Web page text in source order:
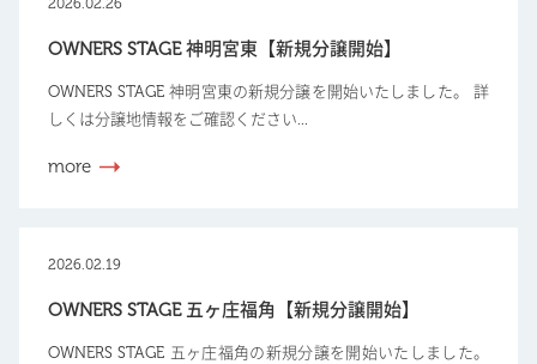
2026.02.26
OWNERS STAGE 神明宮東【新規分譲開始】
OWNERS STAGE 神明宮東の新規分譲を開始いたしました。 詳
しくは分譲地情報をご確認ください...
more
2026.02.19
OWNERS STAGE 五ヶ庄福角【新規分譲開始】
OWNERS STAGE 五ヶ庄福角の新規分譲を開始いたしました。